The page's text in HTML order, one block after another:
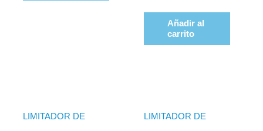
Añadir al
carrito
LIMITADOR DE LIMITADOR DE